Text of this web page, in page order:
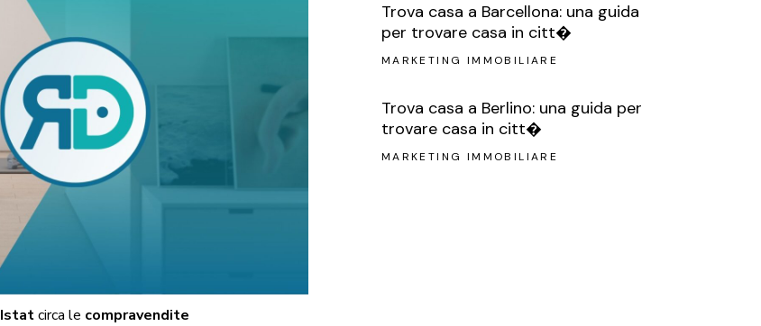
Istatcirca le compravendite
Trova casa a Barcellona: una guida
per trovare casa in citt�
MARKETING IMMOBILIARE
Trova casa a Berlino: una guida per
trovare casa in citt�
MARKETING IMMOBILIARE